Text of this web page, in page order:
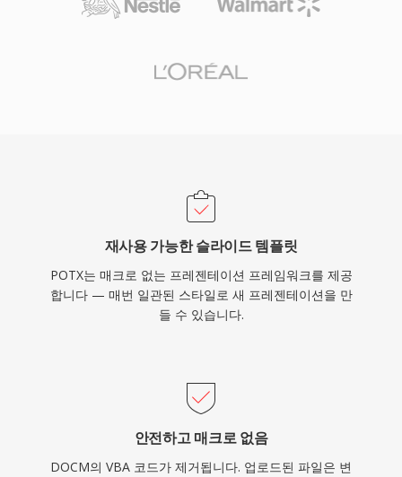
재사용 가능한 슬라이드 템플릿
POTX는 매크로 없는 프레젠테이션 프레임워크를 제공
합니다 — 매번 일관된 스타일로 새 프레젠테이션을 만
들 수 있습니다.
안전하고 매크로 없음
DOCM의 VBA 코드가 제거됩니다. 업로드된 파일은 변